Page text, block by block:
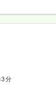
3分